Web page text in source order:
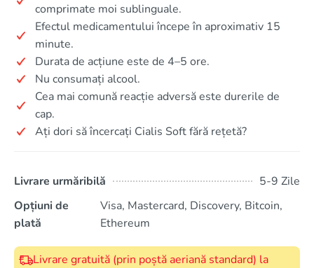
comprimate moi sublinguale.
Efectul medicamentului începe în aproximativ 15
minute.
Durata de acțiune este de 4–5 ore.
Nu consumați alcool.
Cea mai comună reacție adversă este durerile de
cap.
Ați dori să încercați Cialis Soft fără rețetă?
Livrare urmăribilă
5-9 Zile
Opțiuni de
plată
Visa, Mastercard, Discovery, Bitcoin,
Ethereum
Livrare gratuită (prin poștă aeriană standard) la